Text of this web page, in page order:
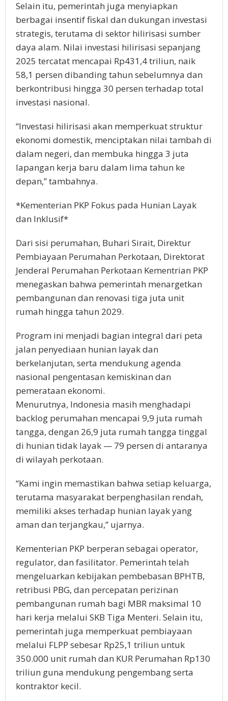
Selain itu, pemerintah juga menyiapkan
berbagai insentif fiskal dan dukungan investasi
strategis, terutama di sektor hilirisasi sumber
daya alam. Nilai investasi hilirisasi sepanjang
2025 tercatat mencapai Rp431,4 triliun, naik
58,1 persen dibanding tahun sebelumnya dan
berkontribusi hingga 30 persen terhadap total
investasi nasional.
“Investasi hilirisasi akan memperkuat struktur
ekonomi domestik, menciptakan nilai tambah di
dalam negeri, dan membuka hingga 3 juta
lapangan kerja baru dalam lima tahun ke
depan,” tambahnya.
*Kementerian PKP Fokus pada Hunian Layak
dan Inklusif*
Dari sisi perumahan, Buhari Sirait, Direktur
Pembiayaan Perumahan Perkotaan, Direktorat
Jenderal Perumahan Perkotaan Kementrian PKP
menegaskan bahwa pemerintah menargetkan
pembangunan dan renovasi tiga juta unit
rumah hingga tahun 2029.
Program ini menjadi bagian integral dari peta
jalan penyediaan hunian layak dan
berkelanjutan, serta mendukung agenda
nasional pengentasan kemiskinan dan
pemerataan ekonomi.
Menurutnya, Indonesia masih menghadapi
backlog perumahan mencapai 9,9 juta rumah
tangga, dengan 26,9 juta rumah tangga tinggal
di hunian tidak layak — 79 persen di antaranya
di wilayah perkotaan.
“Kami ingin memastikan bahwa setiap keluarga,
terutama masyarakat berpenghasilan rendah,
memiliki akses terhadap hunian layak yang
aman dan terjangkau,” ujarnya.
Kementerian PKP berperan sebagai operator,
regulator, dan fasilitator. Pemerintah telah
mengeluarkan kebijakan pembebasan BPHTB,
retribusi PBG, dan percepatan perizinan
pembangunan rumah bagi MBR maksimal 10
hari kerja melalui SKB Tiga Menteri. Selain itu,
pemerintah juga memperkuat pembiayaan
melalui FLPP sebesar Rp25,1 triliun untuk
350.000 unit rumah dan KUR Perumahan Rp130
triliun guna mendukung pengembang serta
kontraktor kecil.